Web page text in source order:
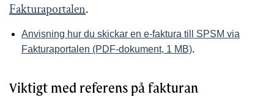
Fakturaportalen.
Anvisning hur du skickar en e-faktura till SPSM via
Fakturaportalen (PDF-dokument, 1 MB).
Viktigt med referens på fakturan